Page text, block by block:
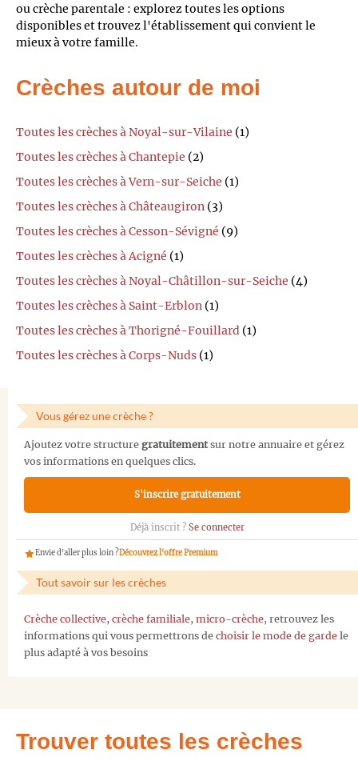
ou crèche parentale : explorez toutes les options
disponibles et trouvez l'établissement qui convient le
mieux à votre famille.
Crèches autour de moi
Toutes les crèches à Noyal-sur-Vilaine (1)
Toutes les crèches à Chantepie (2)
Toutes les crèches à Vern-sur-Seiche (1)
Toutes les crèches à Châteaugiron (3)
Toutes les crèches à Cesson-Sévigné (9)
Toutes les crèches à Acigné (1)
Toutes les crèches à Noyal-Châtillon-sur-Seiche (4)
Toutes les crèches à Saint-Erblon (1)
Toutes les crèches à Thorigné-Fouillard (1)
Toutes les crèches à Corps-Nuds (1)
Vous gérez une crèche ?
Ajoutez votre structure gratuitementsur notre annuaire et gérez
vos informations en quelques clics.
S'inscrire gratuitement
Déjà inscrit ? Se connecter
Envie d'aller plus loin ?Découvrez l'offre Premium
Tout savoir sur les crèches
Crèche collective, crèche familiale, micro-crèche, retrouvez les
informations qui vous permettrons de choisir le mode de garde le
plus adapté à vos besoins
Trouver toutes les crèches